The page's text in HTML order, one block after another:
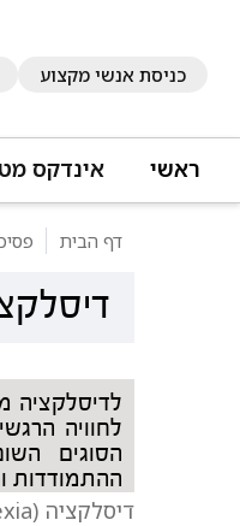
כניסת אנשי מקצוע
ראשי אינדקס
דף הבית
לדיסלקציה
לחוויה
הסוגים
ההתמודדות